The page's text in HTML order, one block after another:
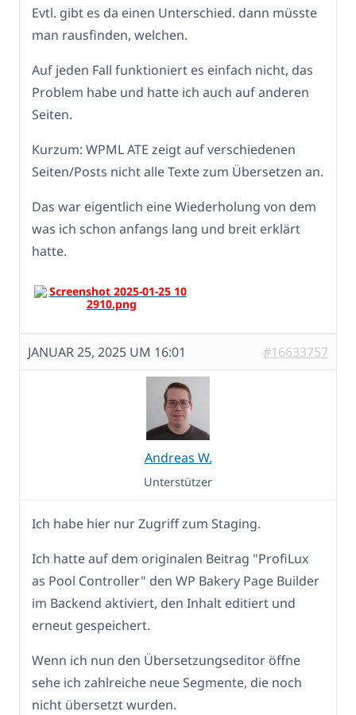
Evtl. gibt es da einen Unterschied. dann müsste
man rausfinden, welchen.
Auf jeden Fall funktioniert es einfach nicht, das
Problem habe und hatte ich auch auf anderen
Seiten.
Kurzum: WPML ATE zeigt auf verschiedenen
Seiten/Posts nicht alle Texte zum Übersetzen an.
Das war eigentlich eine Wiederholung von dem
was ich schon anfangs lang und breit erklärt
hatte.
JANUAR 25, 2025 UM 16:01 #16633757
Andreas W.
Unterstützer
Ich habe hier nur Zugriff zum Staging.
Ich hatte auf dem originalen Beitrag "ProfiLux
as Pool Controller" den WP Bakery Page Builder
im Backend aktiviert, den Inhalt editiert und
erneut gespeichert.
Wenn ich nun den Übersetzungseditor öffne
sehe ich zahlreiche neue Segmente, die noch
nicht übersetzt wurden.